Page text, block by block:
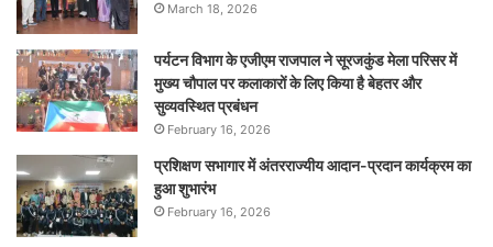
March 18, 2026
पर्यटन विभाग के एजीएम राजपाल ने सूरजकुंड मेला परिसर में
मुख्य चौपाल पर कलाकारों के लिए किया है बेहतर और
सुव्यवस्थित प्रबंधन
February 16, 2026
प्रशिक्षण सभागार में अंतरराज्यीय आदान-प्रदान कार्यक्रम का
हुआ शुभारंभ
February 16, 2026